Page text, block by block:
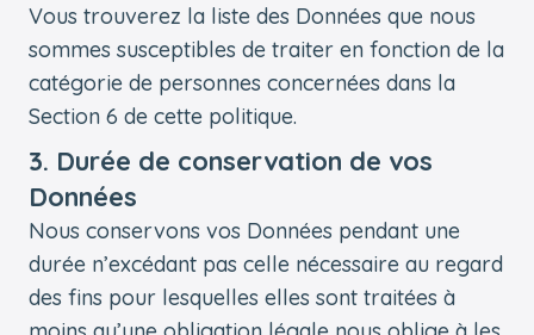
Vous trouverez la liste des Données que nous
sommes susceptibles de traiter en fonction de la
catégorie de personnes concernées dans la
Section 6 de cette politique.
3. Durée de conservation de vos
Données
Nous conservons vos Données pendant une
durée n’excédant pas celle nécessaire au regard
des fins pour lesquelles elles sont traitées à